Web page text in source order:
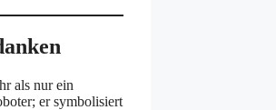
als nur ein
er symbolisiert